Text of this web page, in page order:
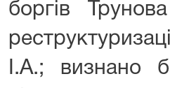
боргів
І.А.; визнано